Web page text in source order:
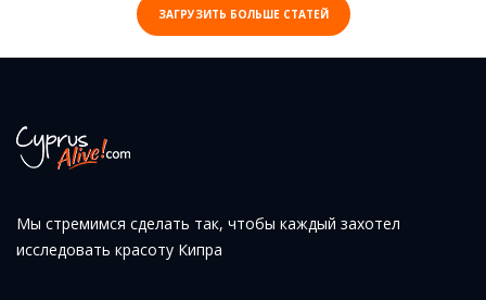
ЗАГРУЗИТЬ БОЛЬШЕ СТАТЕЙ
Мы стремимся сделать так, чтобы каждый захотел
исследовать красоту Кипра